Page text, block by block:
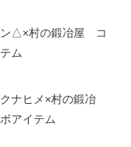
ン△×村の鍛冶屋 コ
ム
ナヒメ×村の鍛冶
アイテム